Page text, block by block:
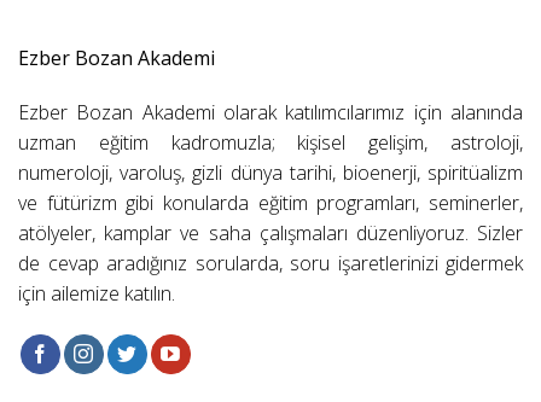
Ezber Bozan Akademi
Ezber Bozan Akademi olarak katılımcılarımız için alanında
uzman eğitim kadromuzla; kişisel gelişim, astroloji,
numeroloji, varoluş, gizli dünya tarihi, bioenerji, spiritüalizm
ve fütürizm gibi konularda eğitim programları, seminerler,
atölyeler, kamplar ve saha çalışmaları düzenliyoruz. Sizler
de cevap aradığınız sorularda, soru işaretlerinizi gidermek
için ailemize katılın.